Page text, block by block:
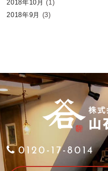
2018年10月 (1)
2018年9月 (3)
0120-17-8014